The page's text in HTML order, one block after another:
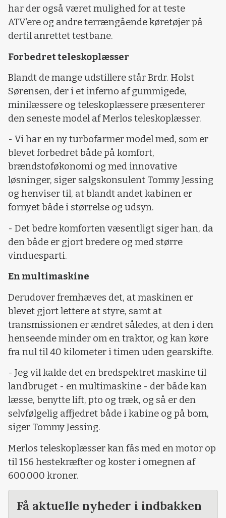
har der også været mulighed for at teste
ATV’ere og andre terrængående køretøjer på
dertil anrettet testbane.
Forbedret teleskoplæsser
Blandt de mange udstillere står Brdr. Holst
Sørensen, der i et inferno af gummigede,
minilæssere og teleskoplæssere præsenterer
den seneste model af Merlos teleskoplæsser.
- Vi har en ny turbofarmer model med, som er
blevet forbedret både på komfort,
brændstoføkonomi og med innovative
løsninger, siger salgskonsulent Tommy Jessing
og henviser til, at blandt andet kabinen er
fornyet både i størrelse og udsyn.
- Det bedre komforten væsentligt siger han, da
den både er gjort bredere og med større
vinduesparti.
En multimaskine
Derudover fremhæves det, at maskinen er
blevet gjort lettere at styre, samt at
transmissionen er ændret således, at den i den
henseende minder om en traktor, og kan køre
fra nul til 40 kilometer i timen uden gearskifte.
- Jeg vil kalde det en bredspektret maskine til
landbruget - en multimaskine - der både kan
læsse, benytte lift, pto og træk, og så er den
selvfølgelig affjedret både i kabine og på bom,
siger Tommy Jessing.
Merlos teleskoplæsser kan fås med en motor op
til 156 hestekræfter og koster i omegnen af
600.000 kroner.
Få aktuelle nyheder i indbakken